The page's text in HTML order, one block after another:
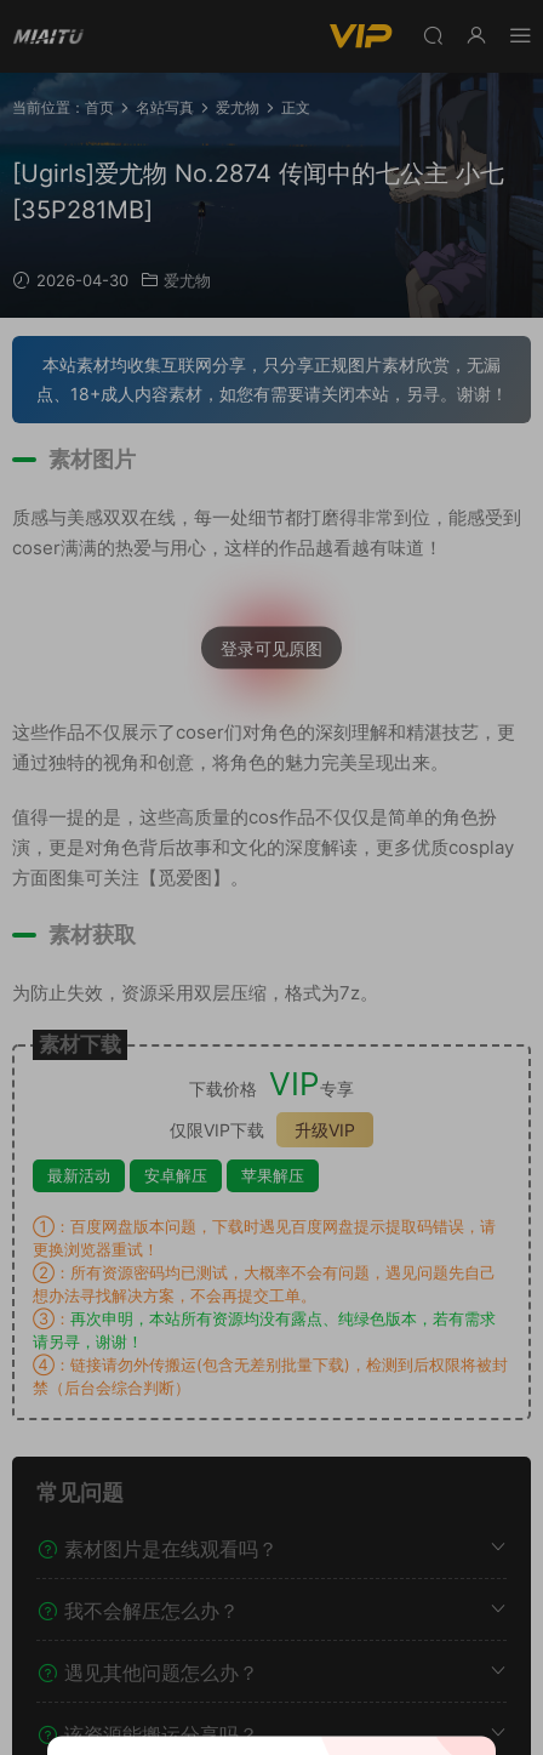
当前位置： 首页 名站写真 爱尤物 正文
[Ugirls]爱尤物 No.2874 传闻中的七公主 小七
[35P281MB]
2026-04-30 爱尤物
本站素材均收集互联网分享，只分享正规图片素材欣赏，无漏
点、18+成人内容素材，如您有需要请关闭本站，另寻。谢谢！
素材图片
质感与美感双双在线，每一处细节都打磨得非常到位，能感受到
coser满满的热爱与用心，这样的作品越看越有味道！
这些作品不仅展示了coser们对角色的深刻理解和精湛技艺，更
通过独特的视角和创意，将角色的魅力完美呈现出来。
值得一提的是，这些高质量的cos作品不仅仅是简单的角色扮
演，更是对角色背后故事和文化的深度解读，更多优质cosplay
方面图集可关注【觅爱图】。
素材获取
为防止失效，资源采用双层压缩，格式为7z。
素材下载
下载价格 VIP专享
仅限VIP下载
升级VIP
最新活动 安卓解压 苹果解压
①：百度网盘版本问题，下载时遇见百度网盘提示提取码错误，请
更换浏览器重试！
②：所有资源密码均已测试，大概率不会有问题，遇见问题先自己
想办法寻找解决方案，不会再提交工单。
③： 再次申明，本站所有资源均没有露点、纯绿色版本，若有需求
请另寻，谢谢！
④：链接请勿外传搬运(包含无差别批量下载)，检测到后权限将被封
禁（后台会综合判断）
常见问题
素材图片是在线观看吗？
我不会解压怎么办？
遇见其他问题怎么办？
该资源能搬运分享吗？